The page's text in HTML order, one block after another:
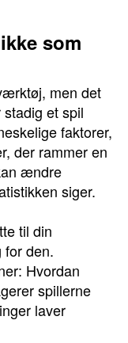
som
men det
et spil
faktorer,
der rammer en
ændre
siger.
til din
for den.
Hvordan
spillerne
laver